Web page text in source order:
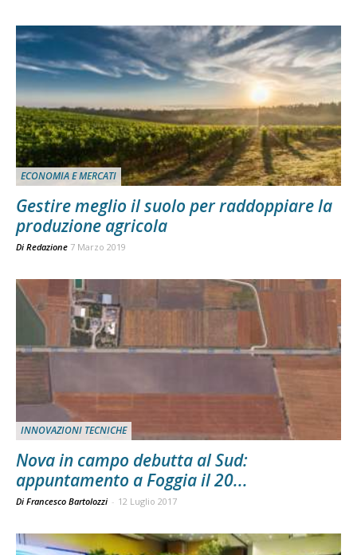
ECONOMIA E MERCATI
Gestire meglio il suolo per raddoppiare la
produzione agricola
Di Redazione 7 Marzo 2019
INNOVAZIONI TECNICHE
Nova in campo debutta al Sud:
appuntamento a Foggia il 20...
Di Francesco Bartolozzi - 12 Luglio 2017